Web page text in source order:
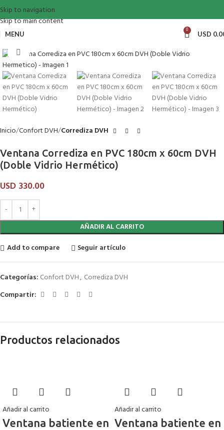
Skip to navigation
Skip to main content
MENU 0 USD
Click to enlarge
Inicio Confort DVH Corrediza DVH
Ventana Corrediza en PVC 180cm x 60cm DVH
(Doble Vidrio Hermético)
USD 330.00
AÑADIR AL CARRITO
Add to compare
Seguir artículo
Categorías: Confort DVH, Corrediza DVH
Compartir:
Productos relacionados
Añadir al carrito
Ventana batiente en
Añadir al carrito
Ventana batiente en